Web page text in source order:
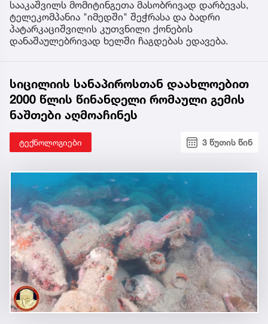
სააკაშვილს მომიტინგეთა მასობრივად დარბევას,
ტელეკომპანია "იმედში" შეჭრასა და ბადრი
პატარკაციშვილის კუთვნილი ქონების
დანაშაულებრივად ხელში ჩაგდებას ედავება.
სიცილიის სანაპიროსთან დაახლოებით
2000 წლის წინანდელი რომაული გემის
ნაშთები აღმოაჩინეს
ტექნოლოგიები 3 წუთის წინ